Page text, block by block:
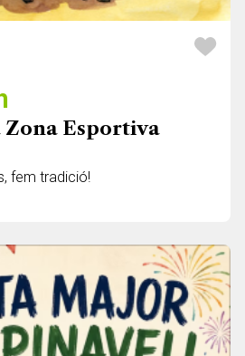
Zona Esportiva
fem tradició!